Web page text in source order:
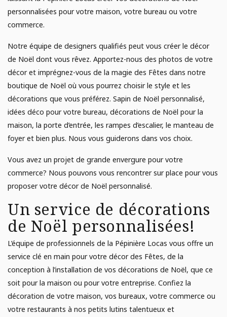
AGRICULTURE URBAINE
JARDINAGE
POTAGER
Analyse de sol
Poules
personnalisées pour votre maison, votre bureau ou votre
commerce.
Notre équipe de designers qualifiés peut vous créer le décor
de Noël dont vous rêvez. Apportez-nous des photos de votre
décor et imprégnez-vous de la magie des Fêtes dans notre
boutique de Noël où vous pourrez choisir le style et les
décorations que vous préférez. Sapin de Noël personnalisé,
idées déco pour votre bureau, décorations de Noël pour la
maison, la porte d’entrée, les rampes d’escalier, le manteau de
foyer et bien plus. Nous vous guiderons dans vos choix.
Vous avez un projet de grande envergure pour votre
commerce? Nous pouvons vous rencontrer sur place pour vous
proposer votre décor de Noël personnalisé.
Un service de décorations
de Noël personnalisées!
L’équipe de professionnels de la Pépinière Locas vous offre un
service clé en main pour votre décor des Fêtes, de la
conception à l’installation de vos décorations de Noël, que ce
soit pour la maison ou pour votre entreprise. Confiez la
décoration de votre maison, vos bureaux, votre commerce ou
votre restaurants à nos petits lutins talentueux et